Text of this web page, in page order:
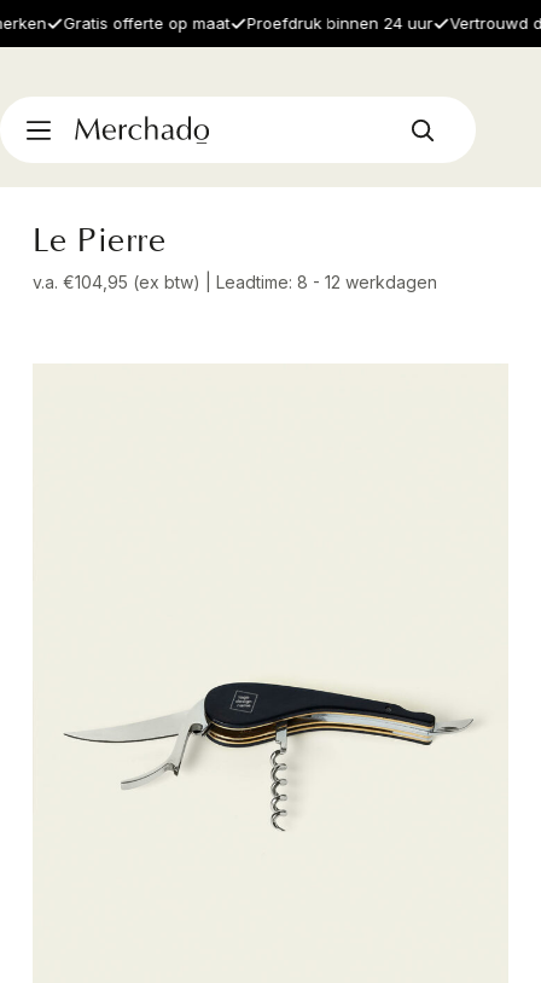
Gratis offerte op maat Proefdruk binnen 24 uur Vertrouwd
Le Pierre
v.a. €104,95 (ex btw) | Leadtime: 8 - 12 werkdagen